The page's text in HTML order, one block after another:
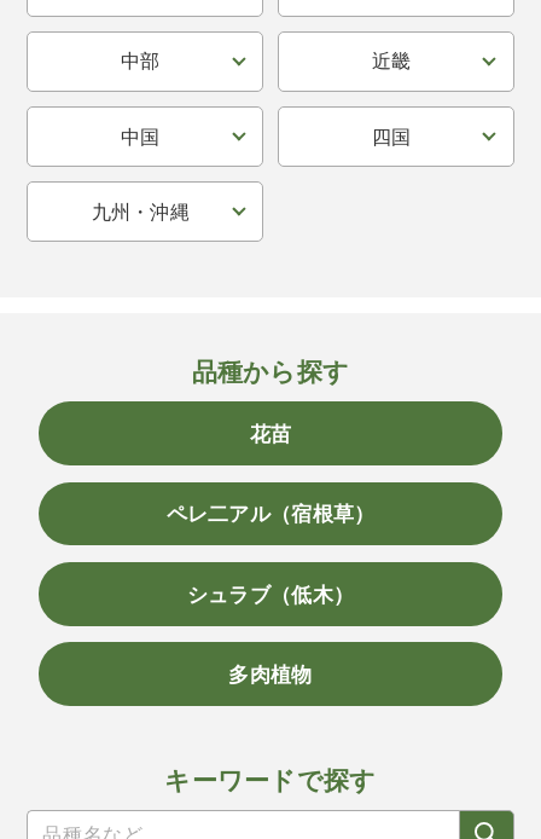
中部 近畿
中国 四国
九州・沖縄
品種から探す
花苗
ペレ二アル（宿根草）
シュラブ（低木）
多肉植物
キーワードで探す